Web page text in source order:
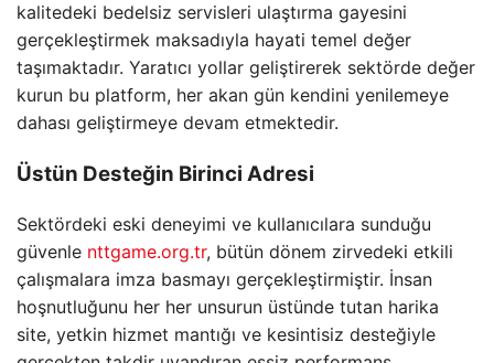
kalitedeki bedelsiz servisleri ulaştırma gayesini
gerçekleştirmek maksadıyla hayati temel değer
taşımaktadır. Yaratıcı yollar geliştirerek sektörde değer
kurun bu platform, her akan gün kendini yenilemeye
dahası geliştirmeye devam etmektedir.
Üstün Desteğin Birinci Adresi
Sektördeki eski deneyimi ve kullanıcılara sunduğu
güvenle nttgame.org.tr, bütün dönem zirvedeki etkili
çalışmalara imza basmayı gerçekleştirmiştir. İnsan
hoşnutluğunu her her unsurun üstünde tutan harika
site, yetkin hizmet mantığı ve kesintisiz desteğiyle